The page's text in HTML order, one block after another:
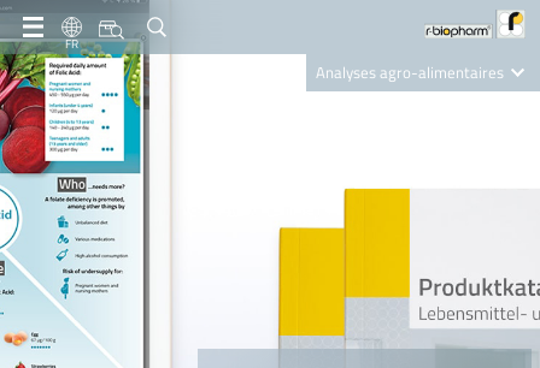
FR
Analyses agro-alimentaires
Nutrition Care